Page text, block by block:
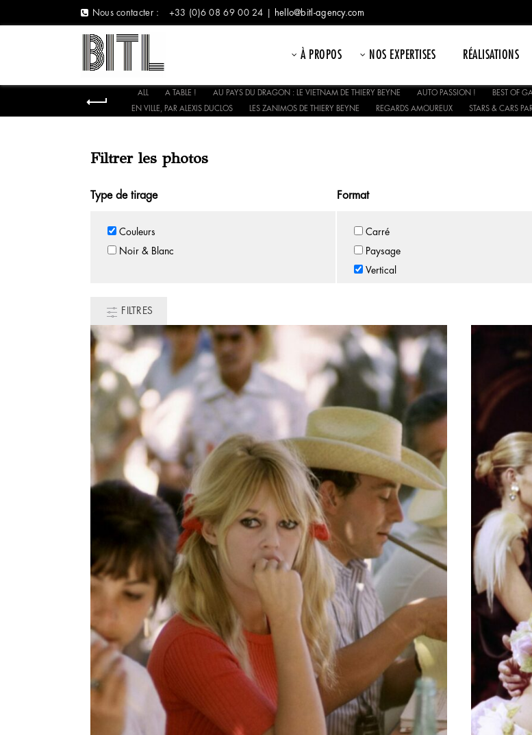
Nous contacter : +33 (0)6 08 69 00 24 | hello@bitl-agency.com
À PROPOS NOS EXPERTISES RÉALISATIONS
ALL A TABLE ! AU PAYS DU DRAGON : LE VIETNAM DE THIERY BEYNE AUTO PASSION ! BEST OF
EN VILLE, PAR ALEXIS DUCLOS LES ZANIMOS DE THIERY BEYNE REGARDS AMOUREUX STARS & CARS
Filtrer les photos
Type de tirage
Couleurs
Noir & Blanc
Format
Carré
Paysage
Vertical
FILTRES